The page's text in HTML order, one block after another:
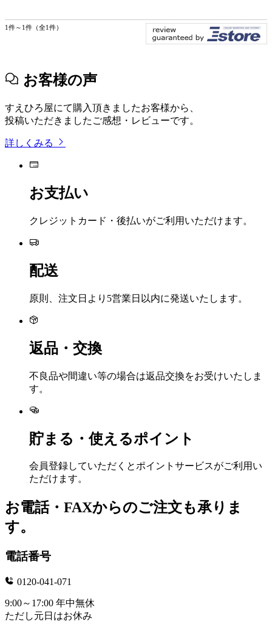
1件～1件（全1件）
お客様の声
すえひろ屋にて購入頂きましたお客様から、
投稿いただきましたご感想・レビューです。
詳しくみる
お支払い
クレジットカード・後払いがご利用いただけます。
配送
原則、注文日より5営業日以内に発送いたします。
返品・交換
不良品や間違い等の場合は返品交換をお受けいたしま
す。
貯まる・使えるポイント
会員登録していただくとポイントサービスがご利用い
ただけます。
お電話・FAXからのご注文も承りま
す。
電話番号
0120-041-071
9:00～17:00 年中無休
ただし元日はお休み